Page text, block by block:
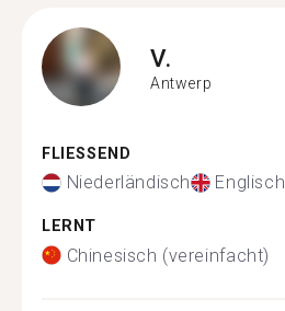
V.
Antwerp
FLIESSEND
Niederländisch Englisch
LERNT
Chinesisch (vereinfacht)